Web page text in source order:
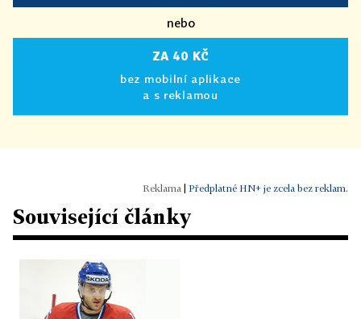
nebo
ZA 40 KČ
bez mobilní aplikace
a s reklamou
Předplatné HN+ je zcela bez reklam.
Související články